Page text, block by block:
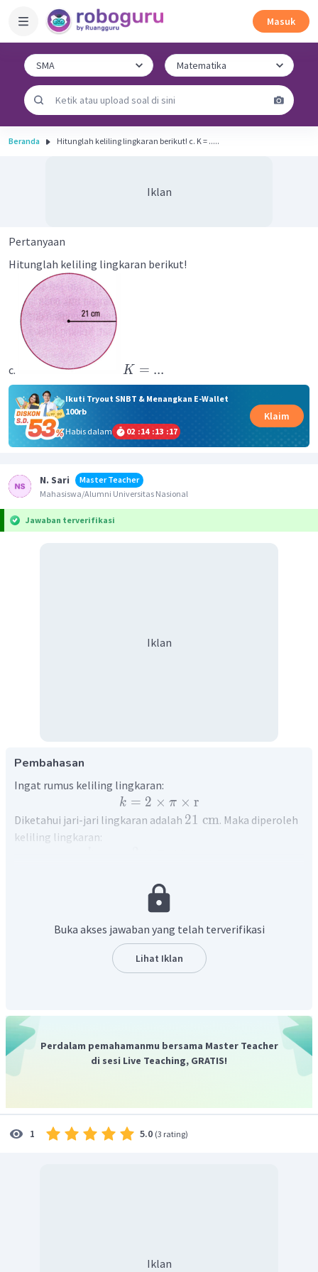
Masuk
Beranda Hitunglah keliling lingkaran berikut! c. K = .....
Iklan
Pertanyaan
Hitunglah keliling lingkaran berikut!
c. K = ...
Ikuti Tryout SNBT & Menangkan E-Wallet
100rb
Habis dalam
02 :14 :13 :17
Klaim
N. Sari
Master Teacher
Mahasiswa/Alumni Universitas Nasional
Jawaban terverifikasi
Iklan
Pembahasan
Ingat rumus keliling lingkaran:
k = 2 × π × r
Diketahui jari-jari lingkaran adalah 21 cm. Maka diperoleh
keliling lingkaran:
×3
cm
cm.
Buka akses jawaban yang telah terverifikasi
Lihat Iklan
Perdalam pemahamanmu bersama Master Teacher
di sesi Live Teaching, GRATIS!
1 5.0 (3 rating)
Iklan